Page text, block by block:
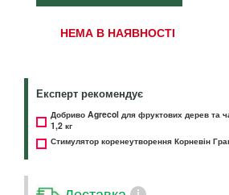
НЕМА В НАЯВНОСТІ
Експерт рекомендує
Добриво Agrecol для фруктових дерев та
1,2 кг
Стимулятор коренеутворення Корневін